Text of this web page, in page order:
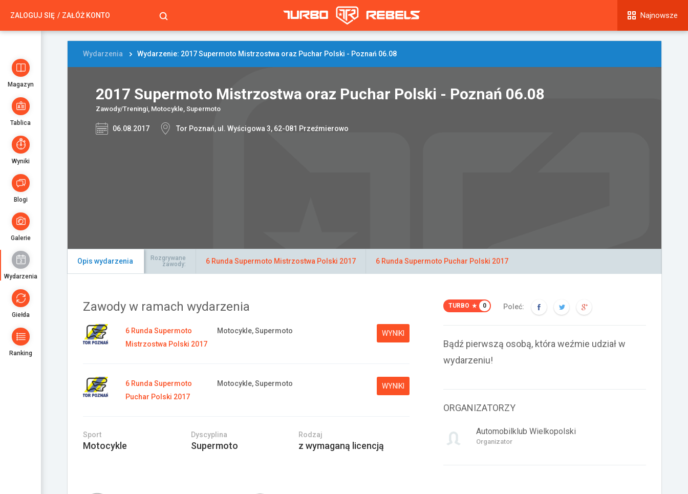
ZALOGUJ SIĘ ZAŁÓŻ KONTO Najnowsze
Magazyn
Tablica
Wyniki
Blogi
Galerie
Wydarzenia
Giełda
Ranking
Wydarzenia Wydarzenie: 2017 Supermoto Mistrzostwa oraz Puchar Polski - Poznań 06.08
2017 Supermoto Mistrzostwa oraz Puchar Polski - Poznań 06.08
Zawody/Treningi, Motocykle, Supermoto
06.08.2017 Tor Poznań, ul. Wyścigowa 3, 62-081 Przeźmierowo
Opis wydarzenia
Rozgrywane
zawody:
6 Runda Supermoto Mistrzostwa Polski 2017 6 Runda Supermoto Puchar Polski 2017
Zawody w ramach wydarzenia
6 Runda Supermoto
Mistrzostwa Polski 2017
Motocykle, Supermoto WYNIKI
6 Runda Supermoto
Puchar Polski 2017
Motocykle, Supermoto WYNIKI
Sport
Motocykle
Dyscyplina
Supermoto
Rodzaj
z wymaganą licencją
TURBO 0 Poleć:
Bądź pierwszą osobą, która weźmie udział w
wydarzeniu!
ORGANIZATORZY
Automobilklub Wielkopolski
Organizator